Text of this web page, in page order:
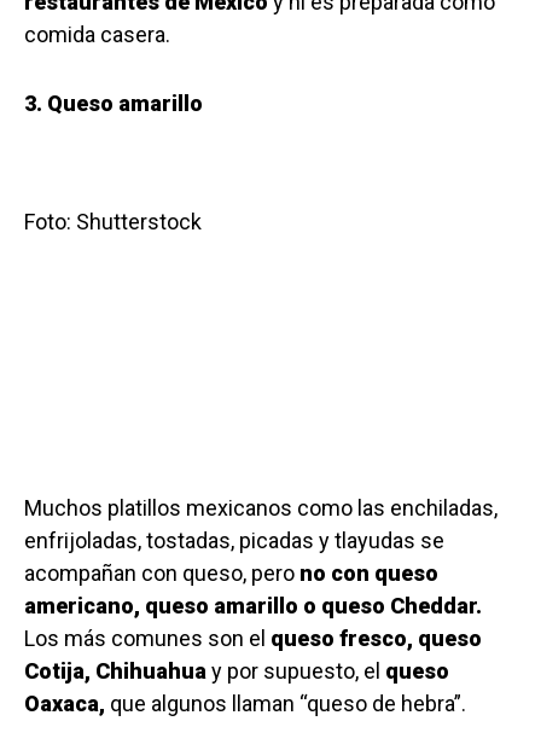
comida casera.
3. Queso amarillo
Foto: Shutterstock
Muchos platillos mexicanos como las enchiladas,
enfrijoladas, tostadas, picadas y tlayudas se
acompañan con queso, pero no con queso
americano, queso amarillo o queso Cheddar.
Los más comunes son el queso fresco, queso
Cotija, Chihuahuay por supuesto, el queso
Oaxaca, que algunos llaman “queso de hebra”.